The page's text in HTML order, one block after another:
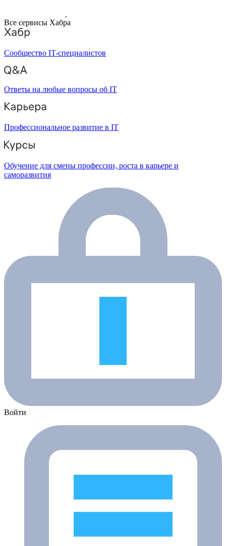
Все сервисы Хабра
Сообщество IT-специалистов
Ответы на любые вопросы об IT
Профессиональное развитие в IT
Обучение для смены профессии, роста в карьере и
саморазвития
Войти